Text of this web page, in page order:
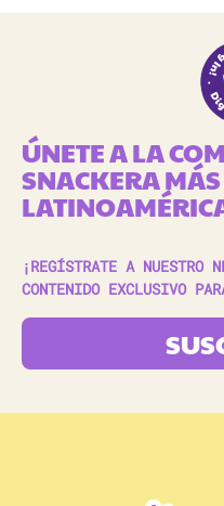
ÚNETE A LA
SNACKERA
¡REGÍSTRATE A NUESTRO
CONTENIDO EXCLUSIVO